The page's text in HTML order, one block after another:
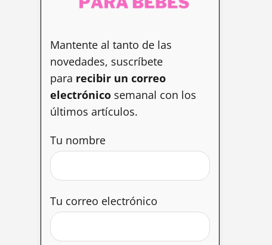
Mantente al tanto de las
novedades, suscríbete
para recibir un correo
electrónico semanal con los
últimos artículos.
Tu nombre
Tu correo electrónico